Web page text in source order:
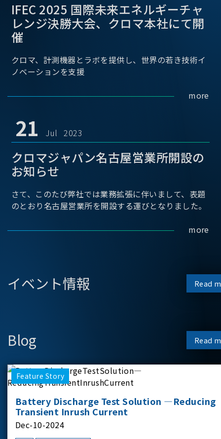
IFEC 2025 国際未来エネルギーチャ
レンジ決勝大会、クロマ本社にて開
催
クロマ、計測機器とラボを提供し、世界の若き技術イ
ノベーションを支援
more
21 Jul 2023
クロマジャパン名古屋営業所開設の
お知らせ
さて、このたび弊社では業務拡張に伴いまして、表題
のとおり名古屋営業所を開設する運びとなりました。
more
イベント情報 Read
Blog Read
Feature Story
Battery Discharge Test Solution —Reducing
Transient Inrush Current
Dec-10-2024